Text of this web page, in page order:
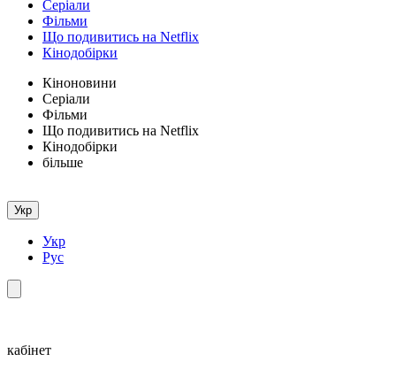
Серіали
Фільми
Що подивитись на Netflix
Кінодобірки
Кіноновини
Серіали
Фільми
Що подивитись на Netflix
Кінодобірки
більше
Укр
Укр
Рус
кабінет